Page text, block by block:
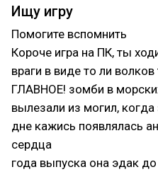
Ищу игру
Помогите вспомнить
Короче игра на ПК, ты
враги в виде то ли
ГЛАВНОЕ! зомби в
вылезали из могил,
дне кажись появлялась
сердца
года выпуска она эдак